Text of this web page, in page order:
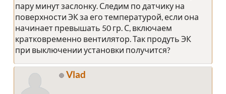
пару минут заслонку. Следим по датчику на
поверхности ЭК за его температурой, если она
начинает превышать 50 гр. С, включаем
кратковременно вентилятор. Так продуть ЭК
при выключении установки получится?
Vlad